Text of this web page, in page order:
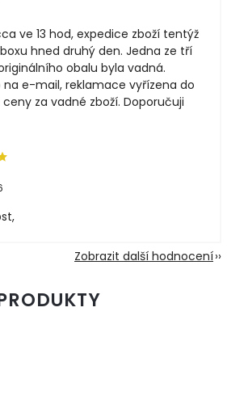
ve 13 hod, expedice zboží tentýž
hned druhý den. Jedna ze tří
obalu byla vadná.
na e-mail, reklamace vyřízena do
za vadné zboží. Doporučuji
Zobrazit další hodnocení